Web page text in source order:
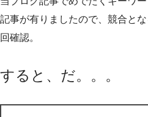
記事が有りましたので、競合と
回確認。
すると、だ。。。